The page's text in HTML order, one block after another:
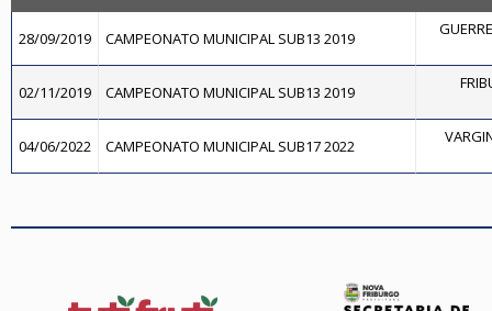
28/09/2019 CAMPEONATO MUNICIPAL SUB13 2019
02/11/2019 CAMPEONATO MUNICIPAL SUB13 2019
04/06/2022 CAMPEONATO MUNICIPAL SUB17 2022